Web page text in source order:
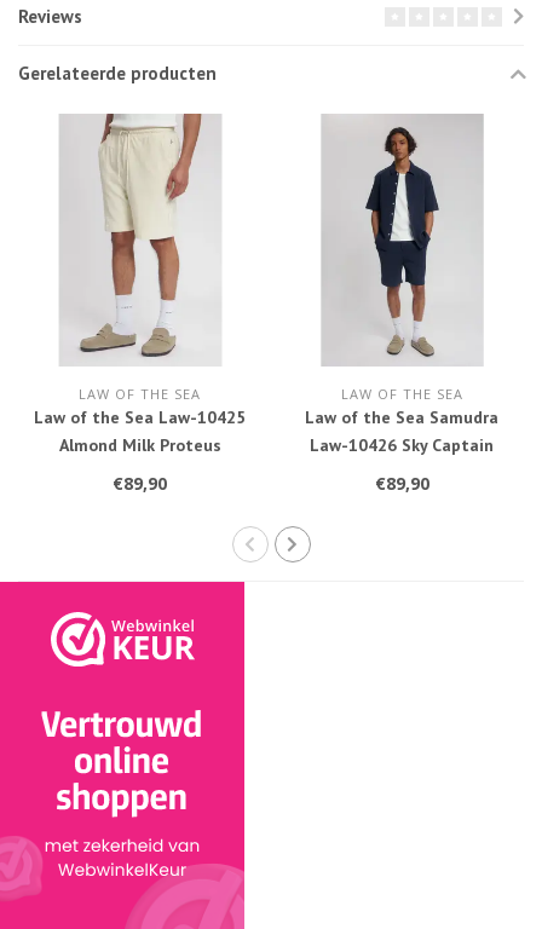
Reviews
Gerelateerde producten
LAW OF THE SEA
Law of the Sea Law-10425
Almond Milk Proteus
€89,90
LAW OF THE SEA
Law of the Sea Samudra
Law-10426 Sky Captain
€89,90